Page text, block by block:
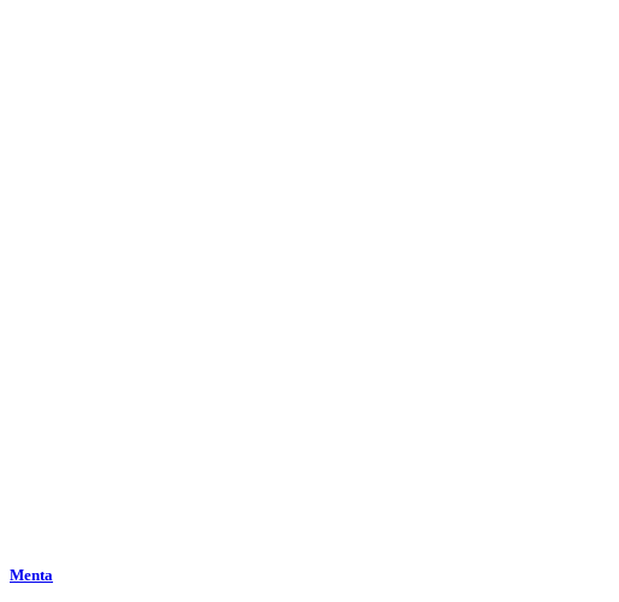
Menta